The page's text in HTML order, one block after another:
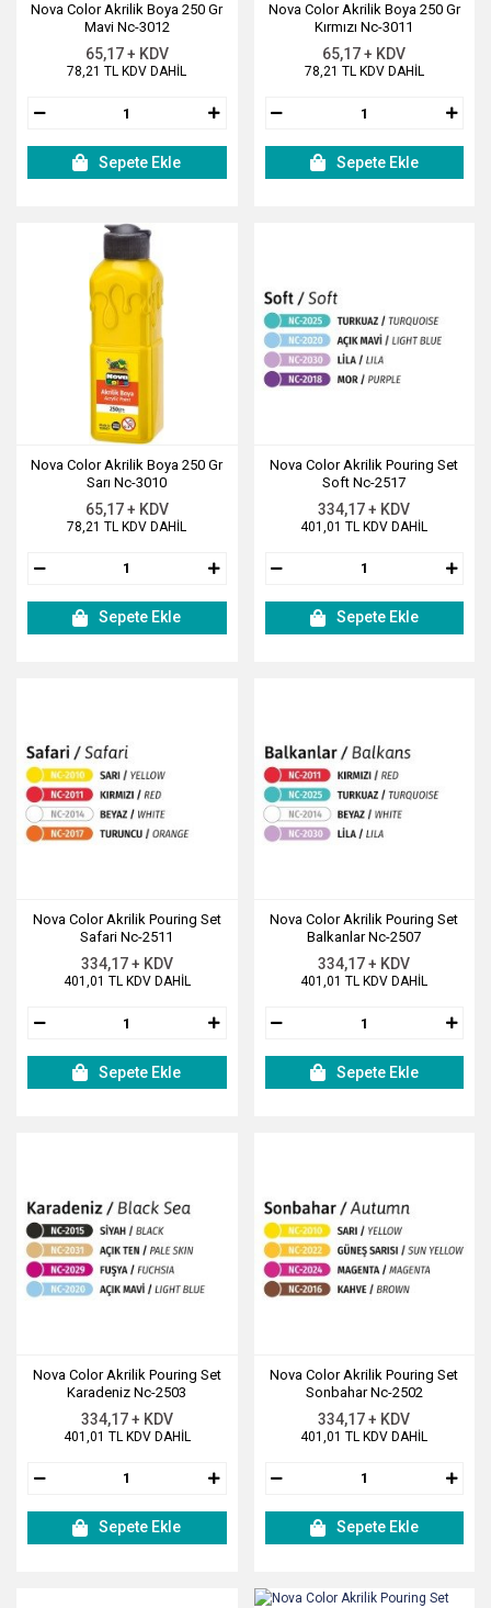
Nova Color Akrilik Boya 250 Gr
Mavi Nc-3012
65,17 + KDV
78,21 TL KDV DAHİL
Sepete Ekle
Nova Color Akrilik Boya 250 Gr
Kırmızı Nc-3011
65,17 + KDV
78,21 TL KDV DAHİL
Sepete Ekle
Nova Color Akrilik Boya 250 Gr
Sarı Nc-3010
65,17 + KDV
78,21 TL KDV DAHİL
Sepete Ekle
Nova Color Akrilik Pouring Set
Soft Nc-2517
334,17 + KDV
401,01 TL KDV DAHİL
Sepete Ekle
Nova Color Akrilik Pouring Set
Safari Nc-2511
334,17 + KDV
401,01 TL KDV DAHİL
Sepete Ekle
Nova Color Akrilik Pouring Set
Balkanlar Nc-2507
334,17 + KDV
401,01 TL KDV DAHİL
Sepete Ekle
Nova Color Akrilik Pouring Set
Karadeniz Nc-2503
334,17 + KDV
401,01 TL KDV DAHİL
Sepete Ekle
Nova Color Akrilik Pouring Set
Sonbahar Nc-2502
334,17 + KDV
401,01 TL KDV DAHİL
Sepete Ekle